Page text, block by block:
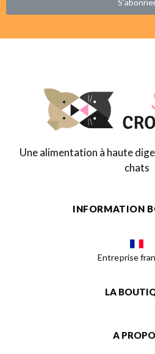
Une alimentation à haute
chats
INFORMATION
Entreprise
LA
A